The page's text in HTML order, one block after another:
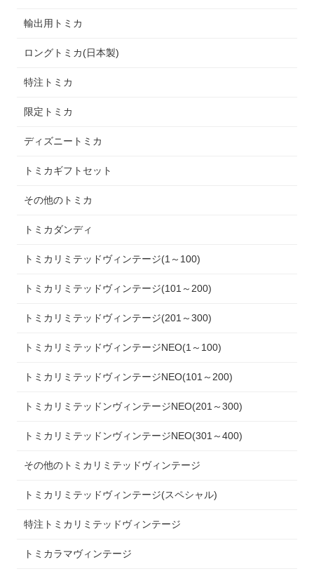
輸出用トミカ
ロングトミカ(日本製)
特注トミカ
限定トミカ
ディズニートミカ
トミカギフトセット
その他のトミカ
トミカダンディ
トミカリミテッドヴィンテージ(1～100)
トミカリミテッドヴィンテージ(101～200)
トミカリミテッドヴィンテージ(201～300)
トミカリミテッドヴィンテージNEO(1～100)
トミカリミテッドヴィンテージNEO(101～200)
トミカリミテッドンヴィンテージNEO(201～300)
トミカリミテッドンヴィンテージNEO(301～400)
その他のトミカリミテッドヴィンテージ
トミカリミテッドヴィンテージ(スペシャル)
特注トミカリミテッドヴィンテージ
トミカラマヴィンテージ